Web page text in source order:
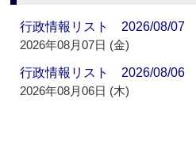
行政情報リスト 2026/08/07
2026年08月07日 (金)
行政情報リスト 2026/08/06
2026年08月06日 (木)